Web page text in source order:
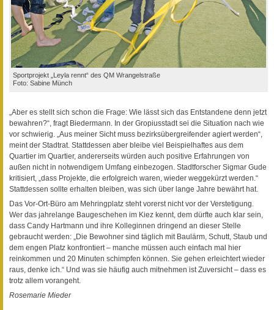
Sportprojekt „Leyla rennt“ des QM Wrangelstraße
Foto: Sabine Münch
„Aber es stellt sich schon die Frage: Wie lässt sich das Entstandene denn jetzt
bewahren?“, fragt Biedermann. In der Gropiusstadt sei die Situation nach wie
vor schwierig. „Aus meiner Sicht muss bezirksübergreifender agiert werden“,
meint der Stadtrat. Stattdessen aber bleibe viel Beispielhaftes aus dem
Quartier im Quartier, andererseits würden auch positive Erfahrungen von
außen nicht in notwendigem Umfang einbezogen. Stadtforscher Sigmar Gude
kritisiert, „dass Projekte, die erfolgreich waren, wieder weggekürzt werden.“
Stattdessen sollte erhalten bleiben, was sich über lange Jahre bewährt hat.
Das Vor-Ort-Büro am Mehringplatz steht vorerst nicht vor der Verstetigung.
Wer das jahrelange Baugeschehen im Kiez kennt, dem dürfte auch klar sein,
dass Candy Hartmann und ihre Kolleginnen dringend an dieser Stelle
gebraucht werden: „Die Bewohner sind täglich mit Baulärm, Schutt, Staub und
dem engen Platz konfrontiert – manche müssen auch einfach mal hier
reinkommen und 20 Minuten schimpfen können. Sie gehen erleichtert wieder
raus, denke ich.“ Und was sie häufig auch mitnehmen ist Zuversicht – dass es
trotz allem vorangeht.
Rosemarie Mieder